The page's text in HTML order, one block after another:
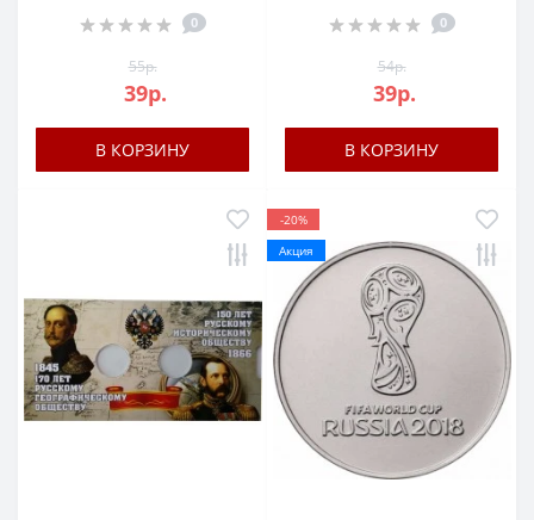
0
55р.
39р.
В КОРЗИНУ
0
54р.
39р.
В КОРЗИНУ
-20%
Акция